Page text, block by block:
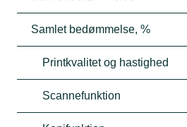
Samlet bedømmelse, %
Printkvalitet og hastighed
Scannefunktion